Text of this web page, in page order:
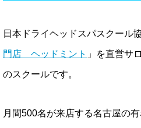
日本ドライヘッドスパスクール
門店 ヘッドミント 」を直営サ
のスクールです。
月間500名が来店する名古屋の